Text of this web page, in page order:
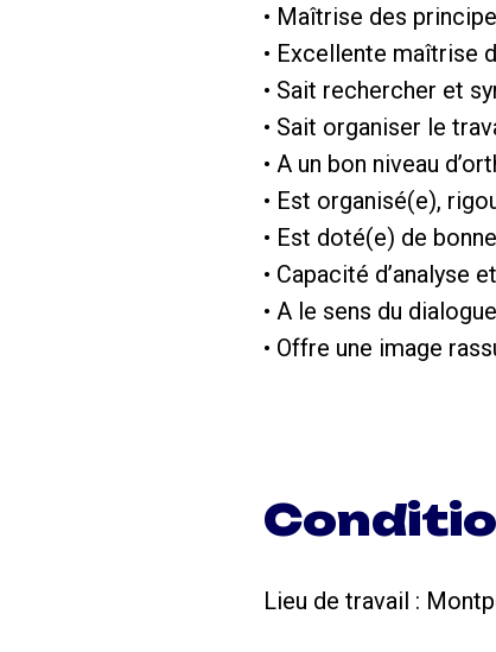
• Maîtrise des
• Excellente maîtrise
• Sait rechercher et
• Sait organiser le
• A un bon niveau
• Est organisé(e),
• Est doté(e) de
• Capacité d’analyse
• A le sens du
• Offre une image
Lieu de travail :